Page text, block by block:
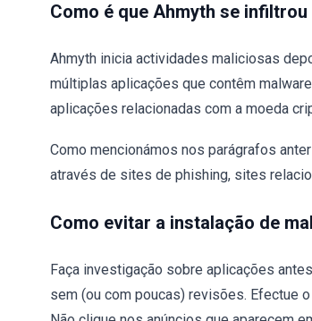
Como é que Ahmyth se
Ahmyth inicia actividades maliciosas
múltiplas aplicações que contêm
aplicações relacionadas com a moeda
Como mencionámos nos parágrafos
através de sites de phishing, sites
Como evitar a instalação de
Faça investigação sobre aplicações
sem (ou com poucas) revisões. Efectue